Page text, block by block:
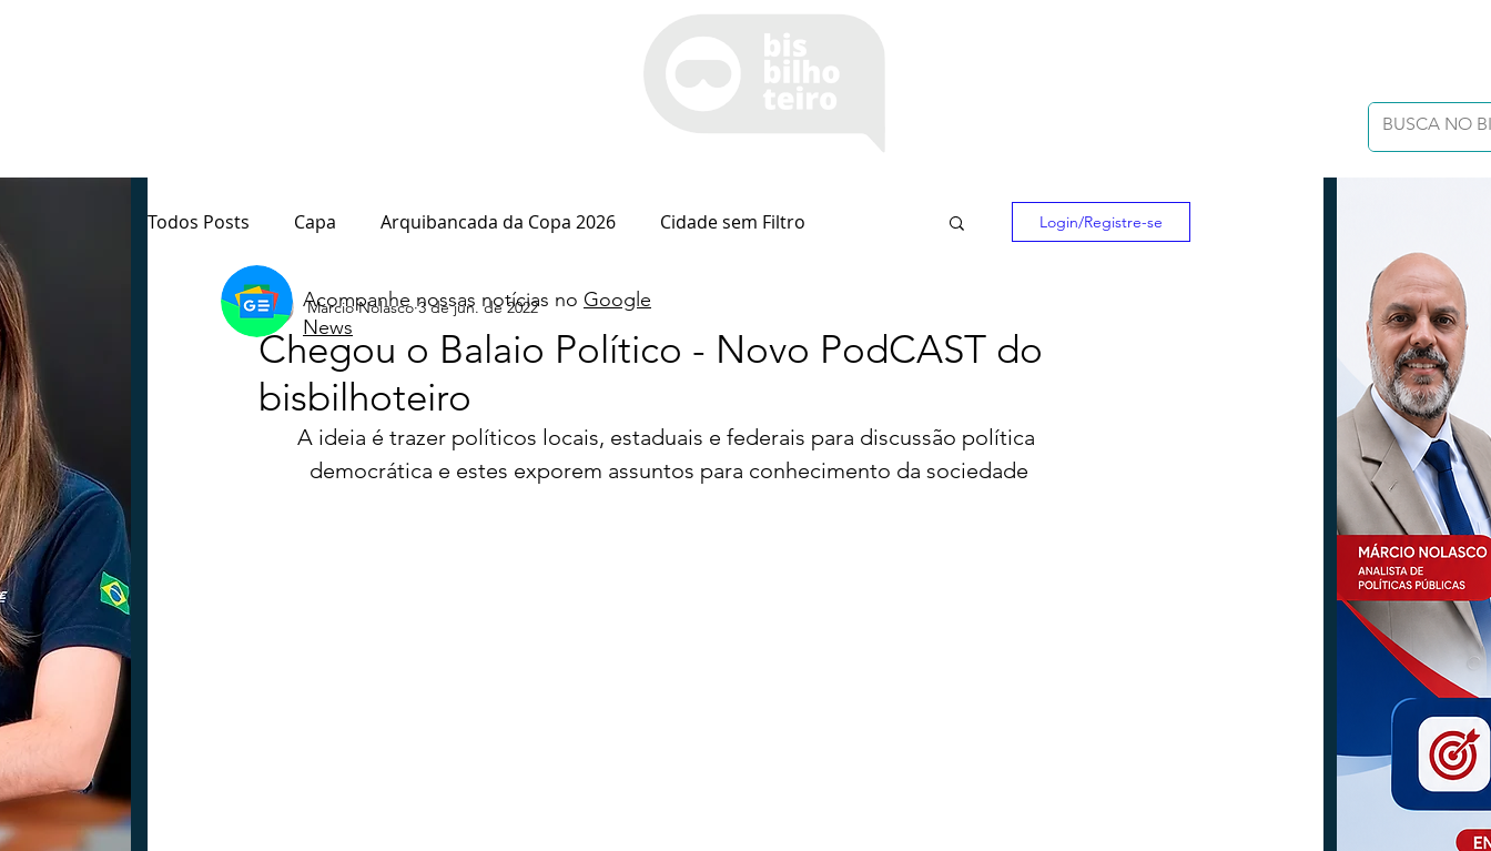
Todos Posts Capa Arquibancada da Copa 2026 Cidade sem Filtro
Quarto Poder Sala de Redação Espaço Itaipu
Destaque Paraná Política
Coluna André Marsiglia (Im)pertinências
Login/Registre-se
Chegou o Balaio Político - Novo PodCAST do
bisbilhoteiro
Marcio Nolasco 3 de jun. de 2022
A ideia é trazer políticos locais, estaduais e federais para discussão política
democrática e estes exporem assuntos para conhecimento da sociedade
Acompanhe nossas notícias no Google
News